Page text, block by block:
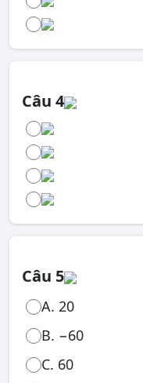
Câu 4
Câu 5
A. 20
B. −60
C. 60